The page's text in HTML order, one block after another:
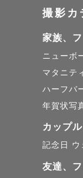
撮影カ
家族、
ニューボ
マタニテ
ハーフバ
年賀状写
カップ
記念日 ウ
友達、